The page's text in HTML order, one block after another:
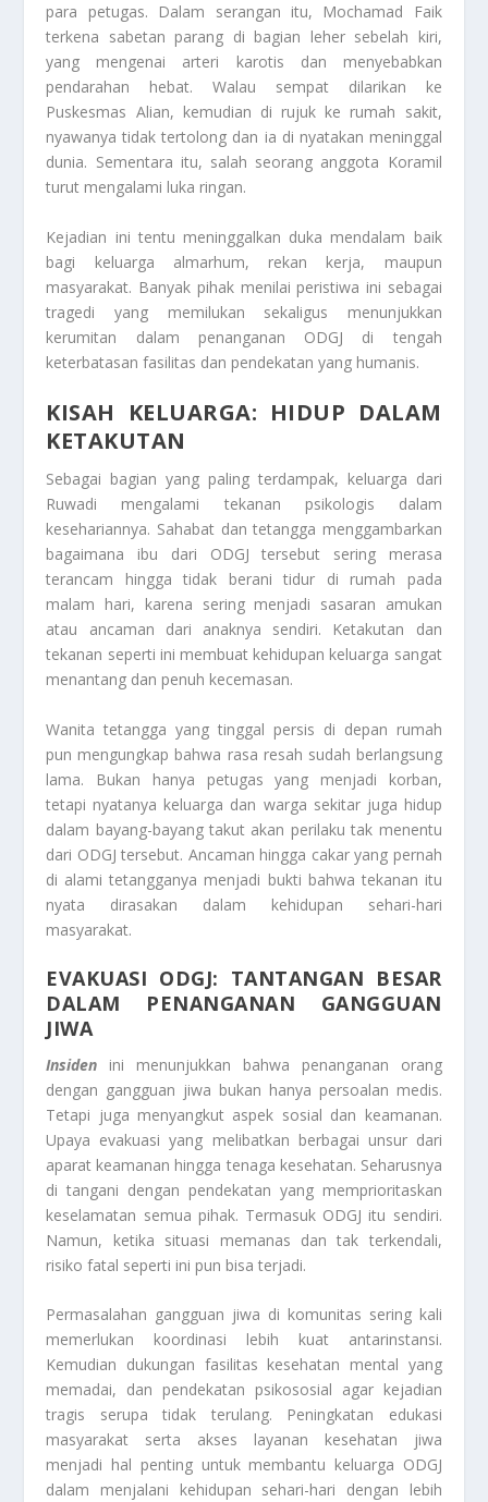
para petugas. Dalam serangan itu, Mochamad Faik
terkena sabetan parang di bagian leher sebelah kiri,
yang mengenai arteri karotis dan menyebabkan
pendarahan hebat. Walau sempat dilarikan ke
Puskesmas Alian, kemudian di rujuk ke rumah sakit,
nyawanya tidak tertolong dan ia di nyatakan meninggal
dunia. Sementara itu, salah seorang anggota Koramil
turut mengalami luka ringan.
Kejadian ini tentu meninggalkan duka mendalam baik
bagi keluarga almarhum, rekan kerja, maupun
masyarakat. Banyak pihak menilai peristiwa ini sebagai
tragedi yang memilukan sekaligus menunjukkan
kerumitan dalam penanganan ODGJ di tengah
keterbatasan fasilitas dan pendekatan yang humanis.
KISAH KELUARGA: HIDUP DALAM
KETAKUTAN
Sebagai bagian yang paling terdampak, keluarga dari
Ruwadi mengalami tekanan psikologis dalam
kesehariannya. Sahabat dan tetangga menggambarkan
bagaimana ibu dari ODGJ tersebut sering merasa
terancam hingga tidak berani tidur di rumah pada
malam hari, karena sering menjadi sasaran amukan
atau ancaman dari anaknya sendiri. Ketakutan dan
tekanan seperti ini membuat kehidupan keluarga sangat
menantang dan penuh kecemasan.
Wanita tetangga yang tinggal persis di depan rumah
pun mengungkap bahwa rasa resah sudah berlangsung
lama. Bukan hanya petugas yang menjadi korban,
tetapi nyatanya keluarga dan warga sekitar juga hidup
dalam bayang-bayang takut akan perilaku tak menentu
dari ODGJ tersebut. Ancaman hingga cakar yang pernah
di alami tetangganya menjadi bukti bahwa tekanan itu
nyata dirasakan dalam kehidupan sehari-hari
masyarakat.
EVAKUASI ODGJ: TANTANGAN BESAR
DALAM PENANGANAN GANGGUAN
JIWA
Insiden ini menunjukkan bahwa penanganan orang
dengan gangguan jiwa bukan hanya persoalan medis.
Tetapi juga menyangkut aspek sosial dan keamanan.
Upaya evakuasi yang melibatkan berbagai unsur dari
aparat keamanan hingga tenaga kesehatan. Seharusnya
di tangani dengan pendekatan yang memprioritaskan
keselamatan semua pihak. Termasuk ODGJ itu sendiri.
Namun, ketika situasi memanas dan tak terkendali,
risiko fatal seperti ini pun bisa terjadi.
Permasalahan gangguan jiwa di komunitas sering kali
memerlukan koordinasi lebih kuat antarinstansi.
Kemudian dukungan fasilitas kesehatan mental yang
memadai, dan pendekatan psikososial agar kejadian
tragis serupa tidak terulang. Peningkatan edukasi
masyarakat serta akses layanan kesehatan jiwa
menjadi hal penting untuk membantu keluarga ODGJ
dalam menjalani kehidupan sehari-hari dengan lebih